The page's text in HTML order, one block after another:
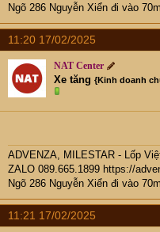
Ngõ 286 Nguyễn Xiển đi vào
11:20 17/02/2025
NAT Center
Xe tăng {Kinh doanh
ADVENZA, MILESTAR - Lốp
ZALO 089.665.1899 https://
Ngõ 286 Nguyễn Xiển đi vào
11:21 17/02/2025